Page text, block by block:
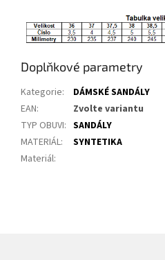
Doplňkové parametry
Kategorie:
DÁMSKÉ SANDÁLY
EAN:
Zvolte variantu
TYP OBUVI: SANDÁLY
MATERIÁL:
SYNTETIKA
Materiál: